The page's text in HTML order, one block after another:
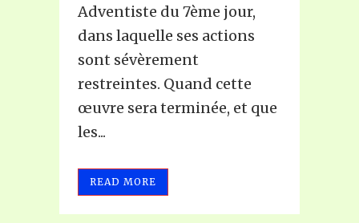
Adventiste du 7ème jour,
dans laquelle ses actions
sont sévèrement
restreintes. Quand cette
œuvre sera terminée, et que
les...
READ MORE